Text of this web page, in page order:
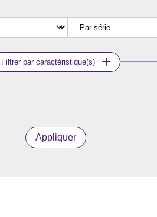
Filtrer par caractéristique(s)
Appliquer